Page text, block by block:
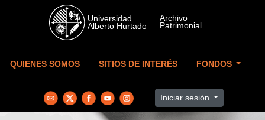
Skip to main content
QUIENES SOMOS SITIOS DE INTERÉS FONDOS
Iniciar sesión